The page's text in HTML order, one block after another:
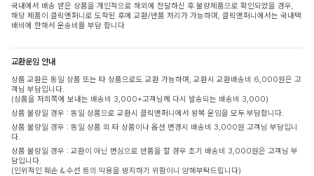
국내에서 배송 받은 상품을 개인적으로 해외에 전달하신 후 불량제품으로 확인되었을 경우,
해당 제품이 클릭앤퍼니로 도착된 후에 교환/반품 처리가 가능하며, 클릭앤퍼니에서는 국내택
배비에 한해서 운송비를 부담 합니다
교환운임 안내
상품 교환은 동일 상품 또는 타 상품으로도 교환 가능하며, 교환시 교환배송비 6,000원은 고
객님 부담입니다.
(상품을 저희쪽에 보내는 배송비 3,000+고객님께 다시 발송되는 배송비 3,000)
상품 불량일 경우 : 동일 상품으로 교환시 클릭앤퍼니에서 왕복 운임을 모두 부담합니다.
상품 불량일 경우 : 동일 상품 외 타 상품이나 옵션 변경시 배송비 3,000원 고객님 부담입니
다.
상품 불량일 경우 : 교환이 아닌 변심으로 반품을 할 경우 초기 배송비 3,000원은 고객님 부
담입니다.
(인위적인 훼손 & 수선 등의 악용을 방지하기 위함이니 양해부탁드립니다)